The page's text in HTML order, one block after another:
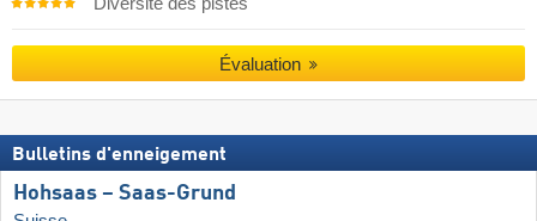
Diversité des pistes
Évaluation
Bulletins d'enneigement
Hohsaas – Saas-Grund